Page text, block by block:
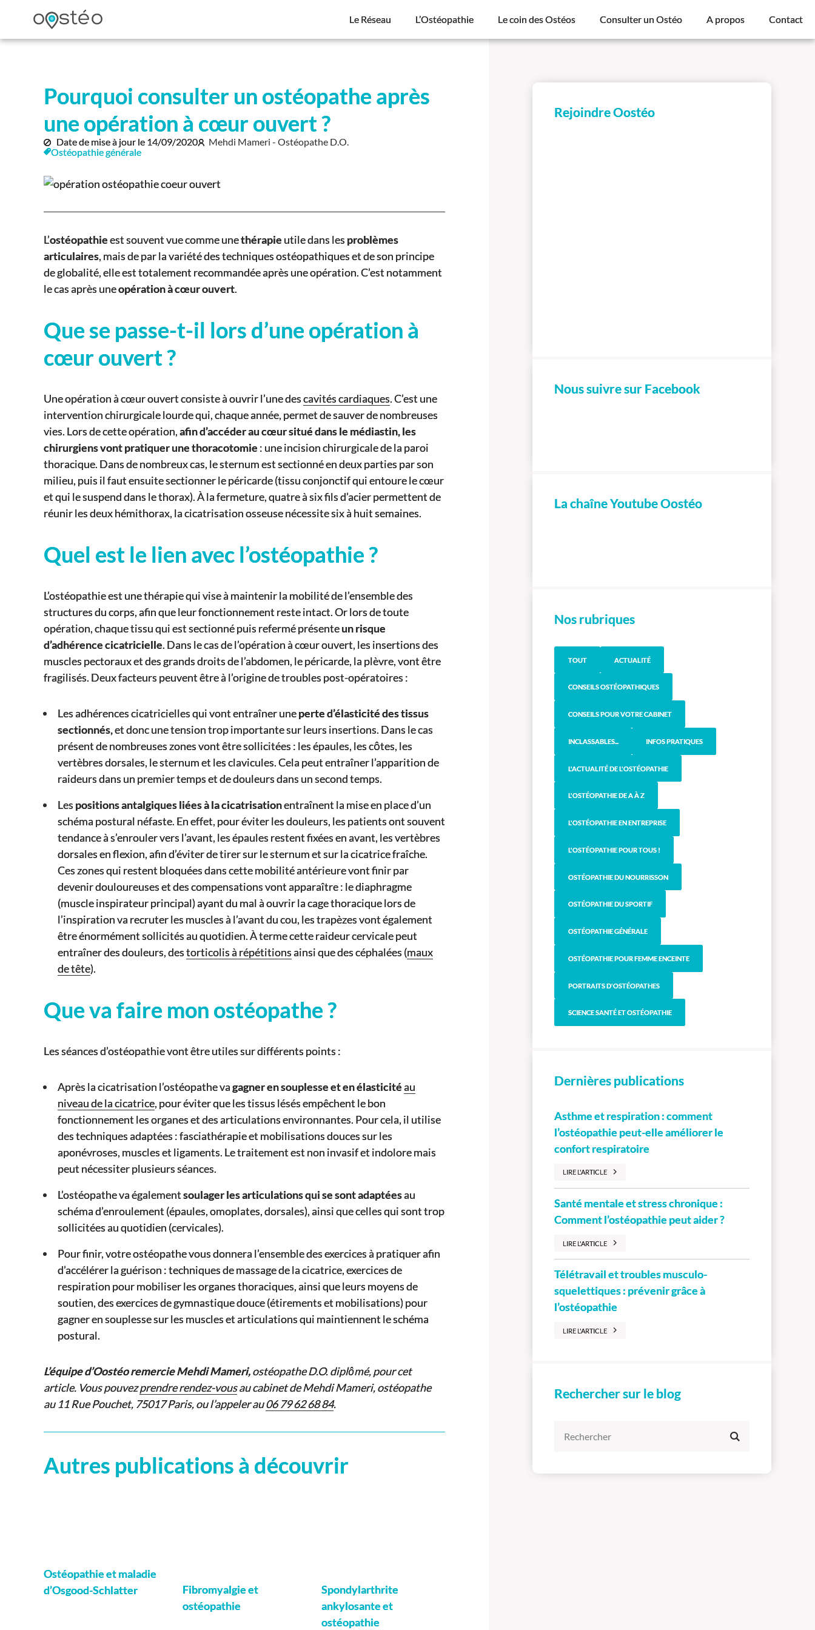
Le Réseau L’Ostéopathie Le coin des Ostéos Consulter un Ostéo A propos Contact
Pourquoi consulter un ostéopathe après
une opération à cœur ouvert ?
Date de mise à jour le 14/09/2020
Mehdi Mameri - Ostéopathe D.O.
Ostéopathie générale
L’ostéopathieest souvent vue comme unethérapie utile dans les problèmes
articulaires, mais de par la variété des techniques ostéopathiques et de son principe
de globalité, elle est totalement recommandée après une opération. C’est notamment
le cas après uneopération à cœur ouvert.
Que se passe-t-il lors d’une opération à
cœur ouvert ?
Une opération à cœur ouvert consiste à ouvrir l’une descavités cardiaques. C’est une
intervention chirurgicale lourde qui, chaque année, permet de sauver de nombreuses
vies. Lors de cette opération,afin d’accéder au cœur situé dans le médiastin, les
chirurgiens vont pratiquer une thoracotomie : une incision chirurgicale de la paroi
thoracique. Dans de nombreux cas, le sternum est sectionné en deux parties par son
milieu, puis il faut ensuite sectionner le péricarde (tissu conjonctif qui entoure le cœur
et qui le suspend dans le thorax). À la fermeture, quatre à six fils d’acier permettent de
réunir les deux hémithorax, la cicatrisation osseuse nécessite six à huit semaines.
Quel est le lien avec l’ostéopathie ?
L’ostéopathie est une thérapie qui vise à maintenir la mobilité de l’ensemble des
structures du corps, afin que leur fonctionnement reste intact. Or lors de toute
opération, chaque tissu qui est sectionné puis refermé présenteun risque
d’adhérence cicatricielle. Dans le cas de l’opération à cœur ouvert, les insertions des
muscles pectoraux et des grands droits de l’abdomen, le péricarde, la plèvre, vont être
fragilisés. Deux facteurs peuvent être à l’origine de troubles post-opératoires :
Les adhérences cicatricielles qui vont entraîner uneperte d’élasticité des tissus
sectionnés,et donc une tension trop importante sur leurs insertions. Dans le cas
présent de nombreuses zones vont être sollicitées : les épaules, les côtes, les
vertèbres dorsales, le sternum et les clavicules. Cela peut entraîner l’apparition de
raideurs dans un premier temps et de douleurs dans un second temps.
Les positions antalgiques liées à la cicatrisationentraînent la mise en place d’un
schéma postural néfaste. En effet, pour éviter les douleurs, les patients ont souvent
tendance à s’enrouler vers l’avant, les épaules restent fixées en avant, les vertèbres
dorsales en flexion, afin d’éviter de tirer sur le sternum et sur la cicatrice fraîche.
Ces zones qui restent bloquées dans cette mobilité antérieure vont finir par
devenir douloureuses et des compensations vont apparaître : le diaphragme
(muscle inspirateur principal) ayant du mal à ouvrir la cage thoracique lors de
l’inspiration va recruter les muscles à l’avant du cou, les trapèzes vont également
être énormément sollicités au quotidien. À terme cette raideur cervicale peut
entraîner des douleurs, destorticolis à répétitionsainsi que des céphalées (maux
de tête).
Que va faire mon ostéopathe ?
Les séances d’ostéopathie vont être utiles sur différents points :
Après la cicatrisation l’ostéopathe vagagner en souplesse et en élasticitéau
niveau de la cicatrice, pour éviter que les tissus lésés empêchent le bon
fonctionnement les organes et des articulations environnantes. Pour cela, il utilise
des techniques adaptées : fasciathérapie et mobilisations douces sur les
aponévroses, muscles et ligaments. Le traitement est non invasif et indolore mais
peut nécessiter plusieurs séances.
L’ostéopathe va égalementsoulager les articulations qui se sont adaptéesau
schéma d’enroulement (épaules, omoplates, dorsales), ainsi que celles qui sont trop
sollicitées au quotidien (cervicales).
Pour finir, votre ostéopathe vous donnera l’ensemble des exercices à pratiquer afin
d’accélérer la guérison : techniques de massage de la cicatrice, exercices de
respiration pour mobiliser les organes thoraciques, ainsi que leurs moyens de
soutien, des exercices de gymnastique douce (étirements et mobilisations) pour
gagner en souplesse sur les muscles et articulations qui maintiennent le schéma
postural.
L’équipe d’Oostéo remercie Mehdi Mameri,ostéopathe D.O. diplômé, pour cet
article. Vous pouvezprendre rendez-vousau cabinet de Mehdi Mameri, ostéopathe
au 11 Rue Pouchet, 75017 Paris, ou l’appeler au06 79 62 68 84.
Autres publications à découvrir
Ostéopathie et maladie
d’Osgood-Schlatter
Fibromyalgie et
ostéopathie
Spondylarthrite
ankylosante et
ostéopathie
Rejoindre Oostéo
Nous suivre sur Facebook
La chaîne Youtube Oostéo
Nos rubriques
TOUT ACTUALITÉ
CONSEILS OSTÉOPATHIQUES
CONSEILS POUR VOTRE CABINET
INCLASSABLES... INFOS PRATIQUES
L'ACTUALITÉ DE L'OSTÉOPATHIE
L'OSTÉOPATHIE DE A À Z
L'OSTÉOPATHIE EN ENTREPRISE
L'OSTÉOPATHIE POUR TOUS !
OSTÉOPATHIE DU NOURRISSON
OSTÉOPATHIE DU SPORTIF
OSTÉOPATHIE GÉNÉRALE
OSTÉOPATHIE POUR FEMME ENCEINTE
PORTRAITS D'OSTÉOPATHES
SCIENCE SANTÉ ET OSTÉOPATHIE
Dernières publications
Asthme et respiration : comment
l’ostéopathie peut-elle améliorer le
confort respiratoire
LIRE L'ARTICLE
Santé mentale et stress chronique :
Comment l’ostéopathie peut aider ?
LIRE L'ARTICLE
Télétravail et troubles musculo-
squelettiques : prévenir grâce à
l’ostéopathie
LIRE L'ARTICLE
Rechercher sur le blog